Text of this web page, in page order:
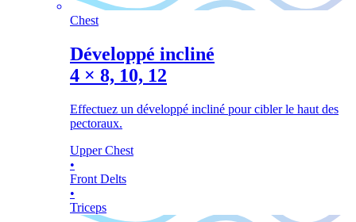
Chest
Développé incliné
4 × 8, 10, 12
Effectuez un développé incliné pour cibler le haut des
pectoraux.
Upper Chest
•
Front Delts
•
Triceps